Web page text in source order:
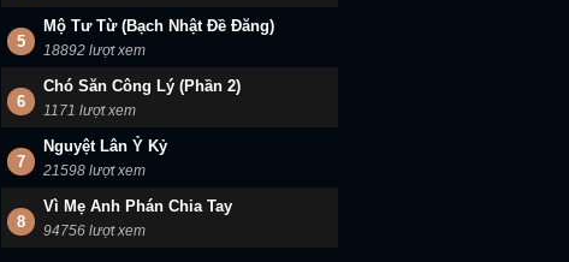
5
Mộ Tư Từ (Bạch Nhật Đề Đăng)
18892 lượt xem
6
Chó Săn Công Lý (Phần 2)
1171 lượt xem
7
Nguyệt Lân Ỷ Kỷ
21598 lượt xem
8
Vì Mẹ Anh Phán Chia Tay
94756 lượt xem